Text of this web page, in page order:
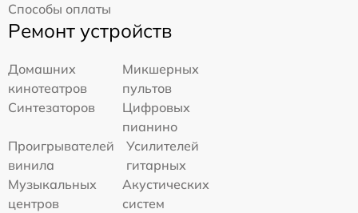
Способы оплаты
Ремонт устройств
Домашних
кинотеатров
Микшерных
пультов
Синтезаторов
Цифровых
пианино
Проигрывателей
винила
Усилителей
гитарных
Музыкальных
центров
Акустических
систем